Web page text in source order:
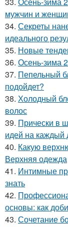
мужчин и
34. Секреты
идеального
35. Новые
36. Осень-зима
37. Пепельный
подойдет?
38. Холодный
волос
39. Прически в
идей на каждый
40. Какую
Верхняя одежда
41. Интимные
знать
42.
основы: как
43. Сочетание